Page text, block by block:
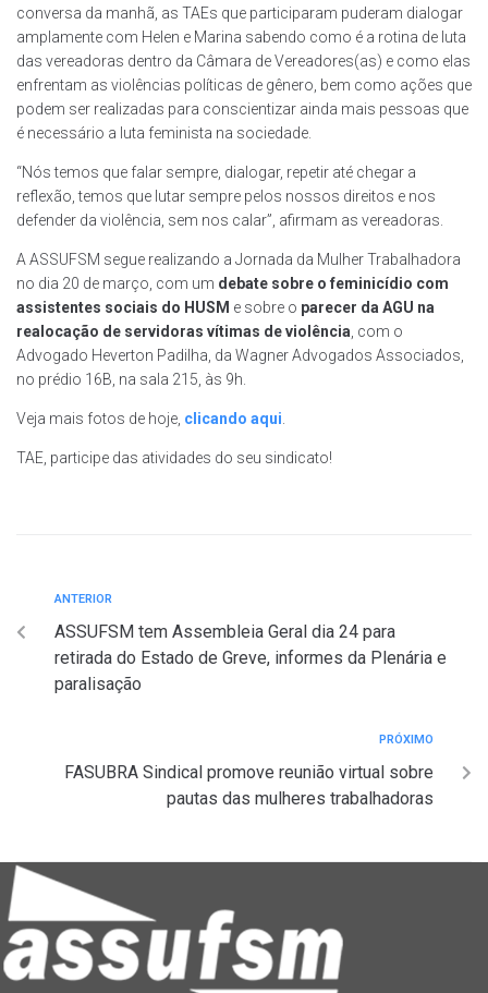
conversa da manhã, as TAEs que participaram puderam dialogar
amplamente com Helen e Marina sabendo como é a rotina de luta
das vereadoras dentro da Câmara de Vereadores(as) e como elas
enfrentam as violências políticas de gênero, bem como ações que
podem ser realizadas para conscientizar ainda mais pessoas que
é necessário a luta feminista na sociedade.
“Nós temos que falar sempre, dialogar, repetir até chegar a
reflexão, temos que lutar sempre pelos nossos direitos e nos
defender da violência, sem nos calar”, afirmam as vereadoras.
A ASSUFSM segue realizando a Jornada da Mulher Trabalhadora
no dia 20 de março, com um debate sobre o feminicídio com
assistentes sociais do HUSM e sobre o parecer da AGU na
realocação de servidoras vítimas de violência , com o
Advogado Heverton Padilha, da Wagner Advogados Associados,
no prédio 16B, na sala 215, às 9h.
Veja mais fotos de hoje, clicando aqui
TAE, participe das atividades do seu sindicato!
Navegação
de
Post
Anterior
ANTERIOR
ASSUFSM tem Assembleia Geral dia 24 para
retirada do Estado de Greve, informes da Plenária e
paralisação
PRÓXIMO
FASUBRA Sindical promove reunião virtual sobre
pautas das mulheres trabalhadoras